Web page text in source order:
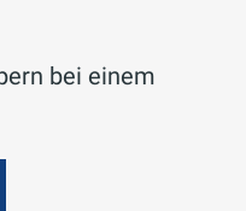
bei einem